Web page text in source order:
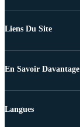
Liens Du Site
En Savoir Davantage
Langues